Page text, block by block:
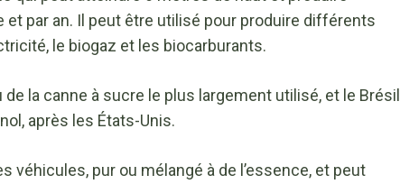
et par an. Il peut être utilisé pour produire différents
le biogaz et les biocarburants.
la canne à sucre le plus largement utilisé, et le Brésil
après les États-Unis.
véhicules, pur ou mélangé à de l’essence, et peut